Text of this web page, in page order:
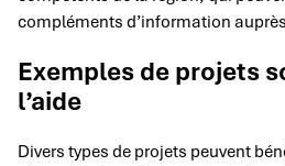
compléments d’information
Exemples de projets
l’aide
Divers types de projets peuvent